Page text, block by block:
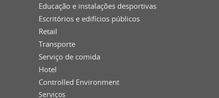
Educação e instalações desportivas
Escritórios e edifícios públicos
Retail
Transporte
Serviço de comida
Hotel
Controlled Environment
Serviços